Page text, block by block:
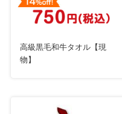
高級黒毛和牛タオル【現
物】